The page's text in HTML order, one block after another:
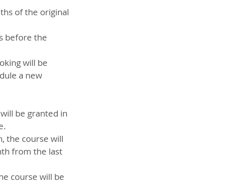
of the original
before the
will be
a new
be granted in
the course will
from the last
course will be